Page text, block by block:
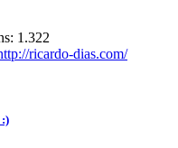
1.322
:)